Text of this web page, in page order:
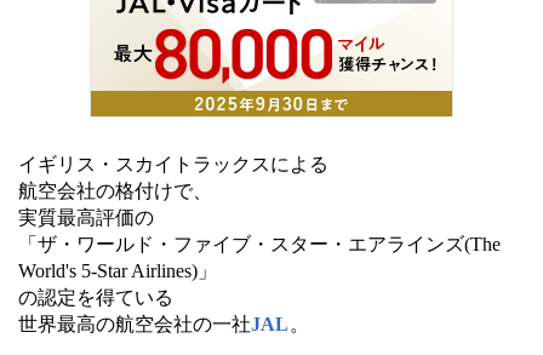
イギリス・スカイトラックスによる
航空会社の格付けで、
実質最高評価の
「ザ・ワールド・ファイブ・スター・エアラインズ(The
World's 5-Star Airlines)」
の認定を得ている
世界最高の航空会社の一社JAL 。